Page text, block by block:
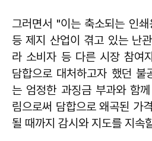
그러면서 "이는 축소되는 인
등 제지 산업이 겪고 있는 난
라 소비자 등 다른 시장 참여
담합으로 대처하고자 했던 불
는 엄정한 과징금 부과와 함
림으로써 담합으로 왜곡된 가
될 때까지 감시와 지도를 지속